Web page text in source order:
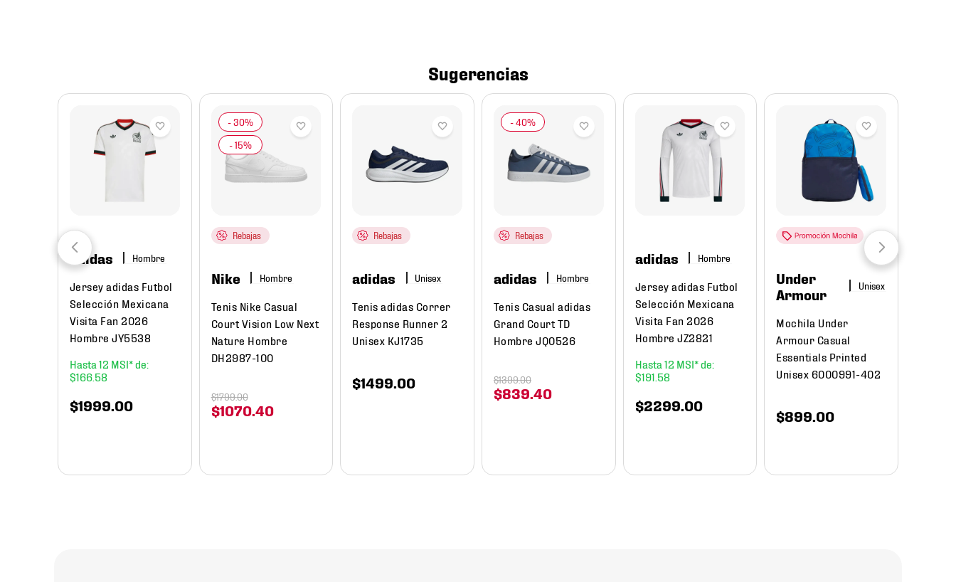
Sugerencias
adidas Hombre
Jersey adidas Futbol
Selección Mexicana
Visita Fan 2026
Hombre JY5538
12
$166. 58
$1999 00
Rebajas
Nike Hombre
Tenis Nike Casual
Court Vision Low Next
Nature Hombre
DH2987-100
$1070. 40
$1799.00
Rebajas
adidas
Tenis adidas Correr
Response Runner 2
Unisex KJ1735
$1499 00
Rebajas
adidas Hombre
Tenis Casual adidas
Grand Court TD
Hombre JQ0526
$839 40
$1399.00
adidas Hombre
Jersey adidas Futbol
Selección Mexicana
Visita Fan 2026
Hombre JZ2821
12
$191 58
$2299 00
Under
Armour
Mochila Under
Armour Casual
Essentials Printed
Unisex 6000991-402
$899 00
tenis nike